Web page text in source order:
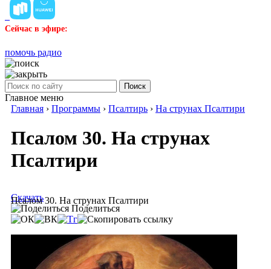
Сейчас в эфире:
помочь радио
Поиск
Главное меню
Главная › Программы › Псалтирь › На струнах Псалтири
Псалом 30. На струнах
Псалтири
Псалом 30. На струнах Псалтири
Скачать
Поделиться